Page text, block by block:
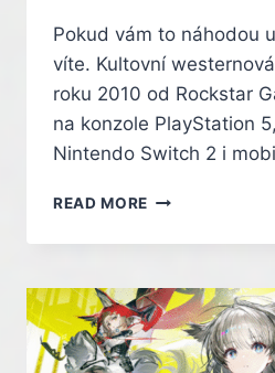
Pokud vám to náhodou
víte. Kultovní
roku 2010 od Rockstar
na konzole PlayStation
Nintendo Switch 2 i
READ MORE RED
REDEMPTION
VE
VYLEPŠENÉ
VERZI
PRO